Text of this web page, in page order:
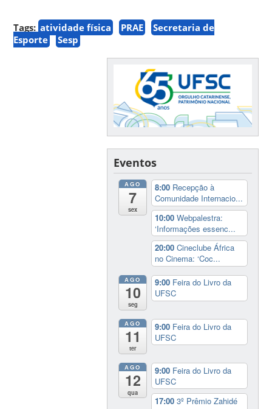
Tags: atividade física PRAE
Secretaria de
Esporte
Sesp
Eventos
AGO
7
sex
8:00 Recepção à
Comunidade Internacio...
10:00Webpalestra:
‘Informações essenc...
20:00Cineclube África
no Cinema: ‘Coc...
AGO
10
seg
9:00 Feira do Livro da
UFSC
AGO
11
ter
9:00 Feira do Livro da
UFSC
AGO
12
qua
9:00 Feira do Livro da
UFSC
17:003º Prêmio Zahidé